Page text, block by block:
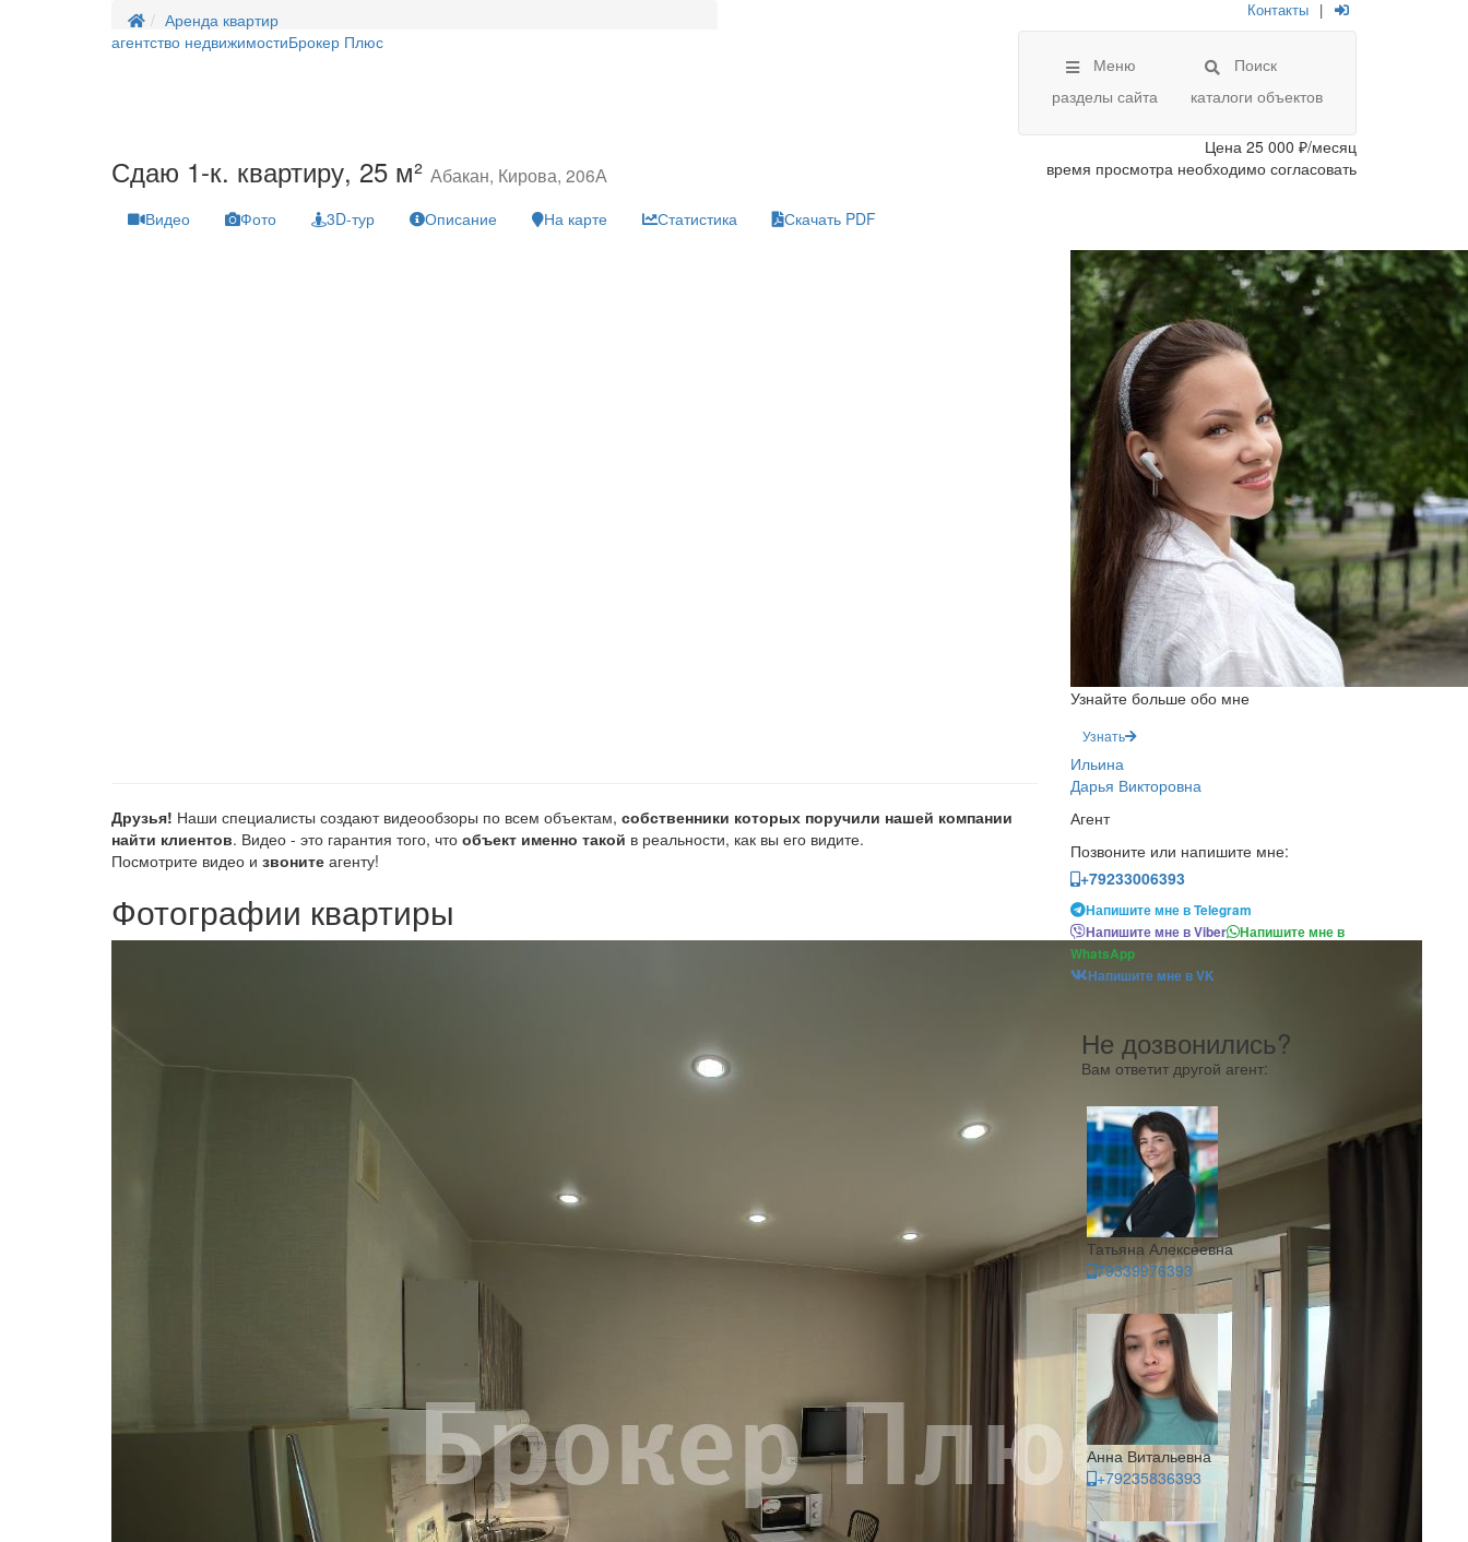
Аренда квартир Контакты |
Меню
разделы сайта
Поиск
каталоги объектов
агентство недвижимостиБрокер Плюс
Сдаю 1-к. квартиру, 25 м² Абакан, Кирова, 206А
Цена 25 000 ₽/месяц
время просмотра необходимо согласовать
Видео Фото 3D-тур Описание На карте Статистика Скачать PDF
Друзья! Наши специалисты создают видеообзоры по всем объектам, собственники которых поручили нашей компании
найти клиентов. Видео - это гарантия того, что объект именно такой в реальности, как вы его видите.
Посмотрите видео и звоните агенту!
Фотографии квартиры
Узнайте больше обо мне
Узнать
Ильина
Дарья Викторовна
Агент
Позвоните или напишите мне:
+79233006393
Напишите мне в Telegram
Напишите мне в Viber
Напишите мне в
WhatsApp
Напишите мне в VK
Не дозвонились?
Вам ответит другой агент:
Татьяна Алексеевна
79339976393
Анна Витальевна
+79235836393